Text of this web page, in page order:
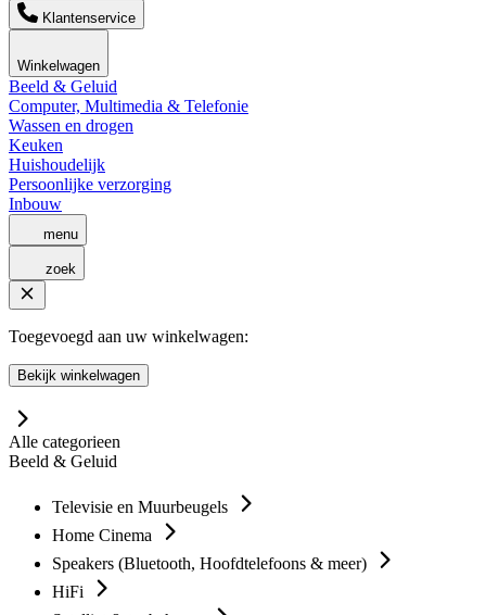
Klantenservice
Winkelwagen
Beeld & Geluid
Computer, Multimedia & Telefonie
Wassen en drogen
Keuken
Huishoudelijk
Persoonlijke verzorging
Inbouw
menu
zoek
Toegevoegd aan uw winkelwagen:
Bekijk winkelwagen
Alle categorieen
Beeld & Geluid
Televisie en Muurbeugels
Home Cinema
Speakers (Bluetooth, Hoofdtelefoons & meer)
HiFi